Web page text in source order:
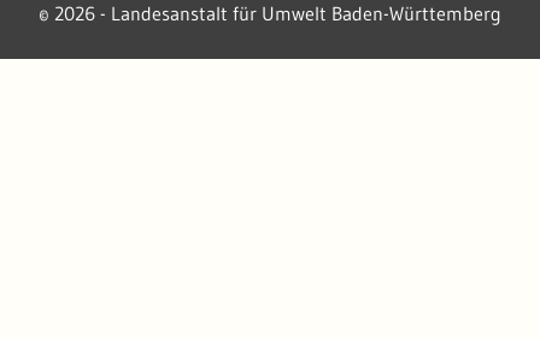
2026 - Landesanstalt für Umwelt Baden-Württemberg